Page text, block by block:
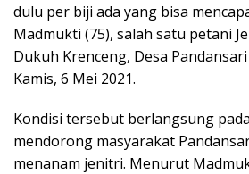
dulu per biji ada yang bisa
Madmukti (75), salah satu petani
Dukuh Krenceng, Desa
Kamis, 6 Mei 2021.
Kondisi tersebut berlangsung
mendorong masyarakat
menanam jenitri. Menurut